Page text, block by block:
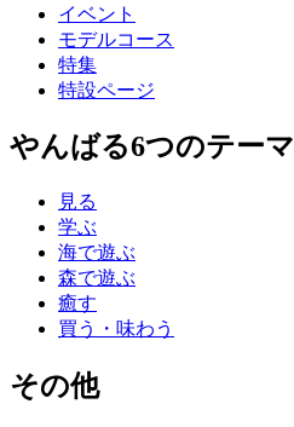
イベント
モデルコース
特集
特設ページ
やんばる6つのテーマ
見る
学ぶ
海で遊ぶ
森で遊ぶ
癒す
買う・味わう
その他